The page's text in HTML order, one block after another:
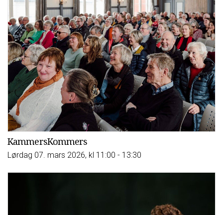
KammersKommers
Lørdag 07. mars 2026, kl 11:00 - 13:30